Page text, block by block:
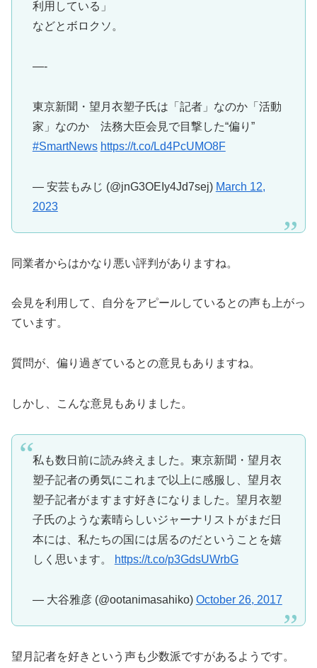
利用している」
などとボロクソ。
—-
東京新聞・望月衣塑子氏は「記者」なのか「活動
家」なのか 法務大臣会見で目撃した“偏り”
#SmartNews https://t.co/Ld4PcUMO8F
— 安芸もみじ (@jnG3OEIy4Jd7sej) March 12,
2023
同業者からはかなり悪い評判がありますね。
会見を利用して、自分をアピールしているとの声も上がっ
ています。
質問が、偏り過ぎているとの意見もありますね。
しかし、こんな意見もありました。
私も数日前に読み終えました。東京新聞・望月衣
塑子記者の勇気にこれまで以上に感服し、望月衣
塑子記者がますます好きになりました。望月衣塑
子氏のような素晴らしいジャーナリストがまだ日
本には、私たちの国には居るのだということを嬉
しく思います。
https://t.co/p3GdsUWrbG
— 大谷雅彦 (@ootanimasahiko) October 26, 2017
望月記者を好きという声も少数派ですがあるようです。